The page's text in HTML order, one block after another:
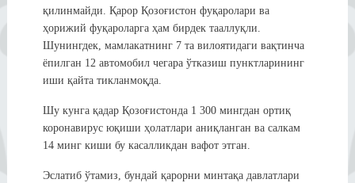
қилинмайди. Қарор Қозоғистон фуқаролари ва
ҳорижий фуқароларга ҳам бирдек тааллуқли.
Шунингдек, мамлакатнинг 7 та вилоятидаги вақтинча
ёпилган 12 автомобил чегара ўтказиш пунктларининг
иши қайта тикланмоқда.
Шу кунга қадар Қозоғистонда 1 300 мингдан ортиқ
коронавирус юқиши ҳолатлари аниқланган ва салкам
14 минг киши бу касалликдан вафот этган.
Эслатиб ўтамиз, бундай қарорни минтақа давлатлари